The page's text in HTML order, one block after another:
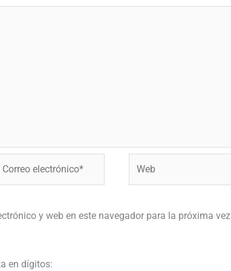
y web en este navegador para la próxima vez
en dígitos: